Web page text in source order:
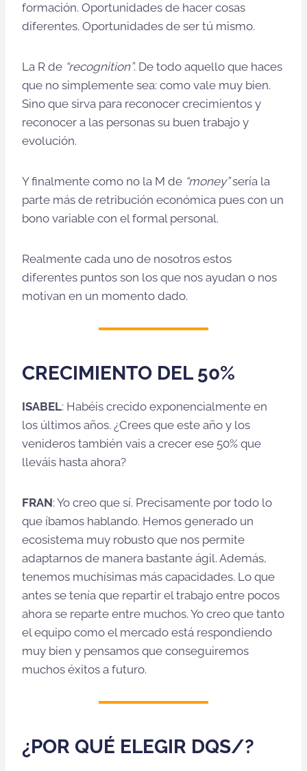
formación. Oportunidades de hacer cosas
diferentes. Oportunidades de ser tú mismo.
La R de “recognition”. De todo aquello que haces
que no simplemente sea: como vale muy bien.
Sino que sirva para reconocer crecimientos y
reconocer a las personas su buen trabajo y
evolución.
Y finalmente como no la M de “money”sería la
parte más de retribución económica pues con un
bono variable con el formal personal.
Realmente cada uno de nosotros estos
diferentes puntos son los que nos ayudan o nos
motivan en un momento dado.
CRECIMIENTO DEL 50%
ISABEL: Habéis crecido exponencialmente en
los últimos años. ¿Crees que este año y los
venideros también vais a crecer ese 50% que
lleváis hasta ahora?
FRAN: Yo creo que sí. Precisamente por todo lo
que íbamos hablando. Hemos generado un
ecosistema muy robusto que nos permite
adaptarnos de manera bastante ágil. Además,
tenemos muchísimas más capacidades. Lo que
antes se tenía que repartir el trabajo entre pocos
ahora se reparte entre muchos. Yo creo que tanto
el equipo como el mercado está respondiendo
muy bien y pensamos que conseguiremos
muchos éxitos a futuro.
¿POR QUÉ ELEGIR DQS/?